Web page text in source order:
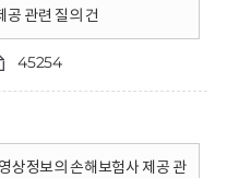
관련 질의 건
45254
상정보의 손해보험사 제공 관